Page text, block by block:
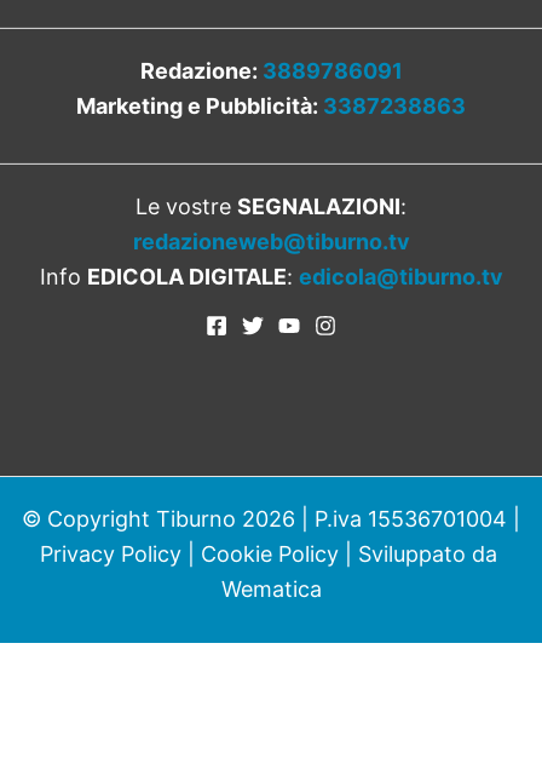
Redazione: 3889786091
Marketing e Pubblicità: 3387238863
Le vostre SEGNALAZIONI:
redazioneweb@tiburno.tv
Info EDICOLA DIGITALE: edicola@tiburno.tv
© Copyright Tiburno 2026 | P.iva 15536701004 |
Privacy Policy| Cookie Policy| Sviluppato da
Wematica